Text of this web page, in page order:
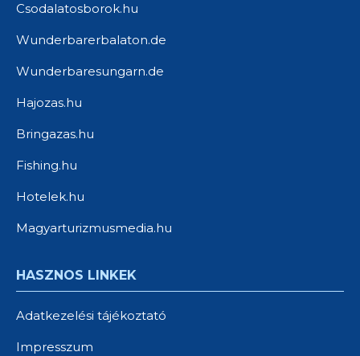
Csodalatosborok.hu
Wunderbarerbalaton.de
Wunderbaresungarn.de
Hajozas.hu
Bringazas.hu
Fishing.hu
Hotelek.hu
Magyarturizmusmedia.hu
HASZNOS LINKEK
Adatkezelési tájékoztató
Impresszum